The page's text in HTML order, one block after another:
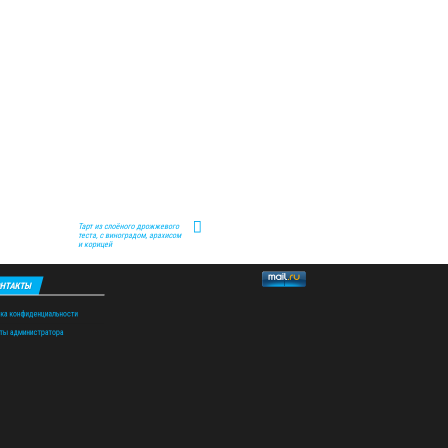
Тарт из слоёного дрожжевого
теста, с виноградом, арахисом
и корицей
конфиденциальности
администратора